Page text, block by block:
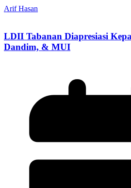
Arif Hasan
LDII Tabanan Diapresiasi
Dandim, & MUI